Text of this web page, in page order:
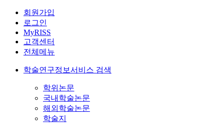
회원가입
로그인
MyRISS
고객센터
전체메뉴
학술연구정보서비스 검색
학위논문
국내학술논문
해외학술논문
학술지